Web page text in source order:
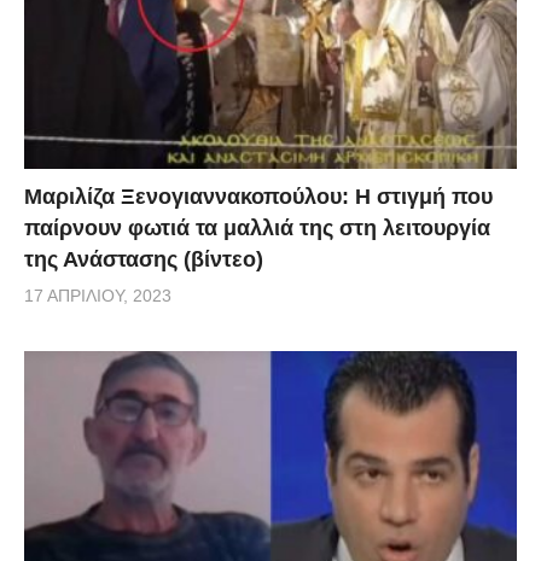
Μαριλίζα Ξενογιαννακοπούλου: Η στιγμή που
παίρνουν φωτιά τα μαλλιά της στη λειτουργία
της Ανάστασης (βίντεο)
17 ΑΠΡΙΛΊΟΥ, 2023